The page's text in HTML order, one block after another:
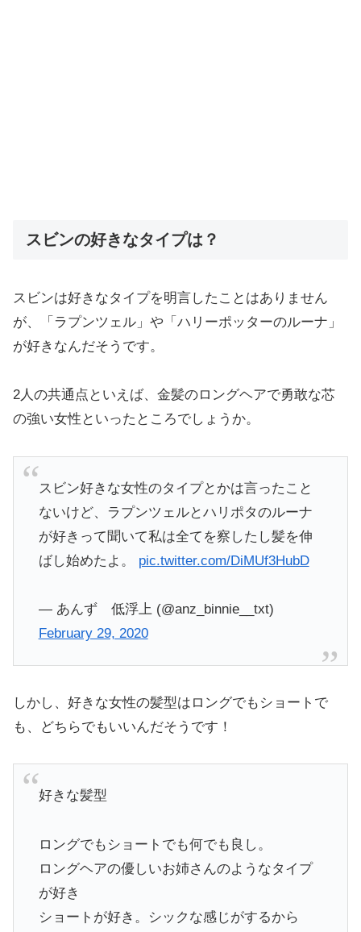
スビンの好きなタイプは？
スビンは好きなタイプを明言したことはありません
が、「ラプンツェル」や「ハリーポッターのルーナ」
が好きなんだそうです。
2人の共通点といえば、金髪のロングヘアで勇敢な芯
の強い女性といったところでしょうか。
スビン好きな女性のタイプとかは言ったこと
ないけど、ラプンツェルとハリポタのルーナ
が好きって聞いて私は全てを察したし髪を伸
ばし始めたよ。 pic.twitter.com/DiMUf3HubD
— あんず 低浮上 (@anz_binnie__txt)
February 29, 2020
しかし、好きな女性の髪型はロングでもショートで
も、どちらでもいいんだそうです！
好きな髪型
ロングでもショートでも何でも良し。
ロングヘアの優しいお姉さんのようなタイプ
が好き
ショートが好き。シックな感じがするから